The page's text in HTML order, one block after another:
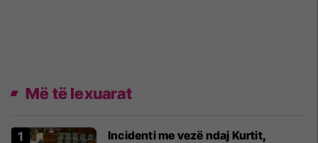
Më të lexuarat
Incidenti me vezë ndaj Kurtit,